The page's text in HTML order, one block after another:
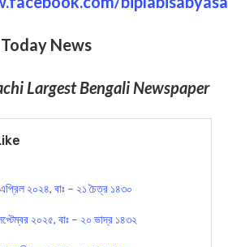
Today News
Largest Bengali Newspaper
২০২৪, বাঃ – ২১ চৈত্র ১৪৩০
২০২৫, বাঃ – ২০ ভাদ্র ১৪৩২